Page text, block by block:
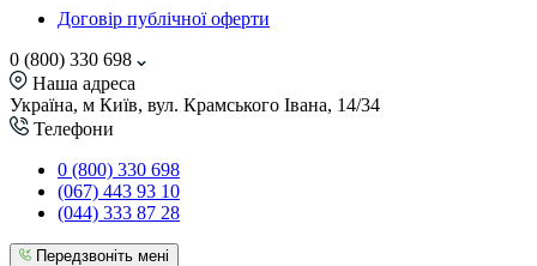
Договір публічної оферти
0 (800) 330 698
Наша адреса
Україна, м Київ, вул. Крамського Івана, 14/34
Телефони
0 (800) 330 698
(067) 443 93 10
(044) 333 87 28
Передзвоніть мені